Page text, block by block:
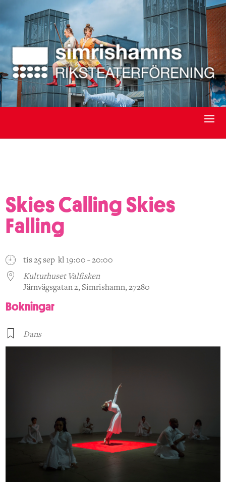
Skies Calling Skies
Falling
tis 25 sep kl 19:00 - 20:00
Kulturhuset Valfisken
Järnvägsgatan 2, Simrishamn, 27280
Bokningar
Dans